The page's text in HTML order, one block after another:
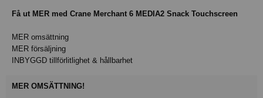
Få ut MER med Crane Merchant 6 MEDIA2 Snack Touchscreen
MER omsättning
MER försäljning
INBYGGD tillförlitlighet & hållbarhet
MER OMSÄTTNING!